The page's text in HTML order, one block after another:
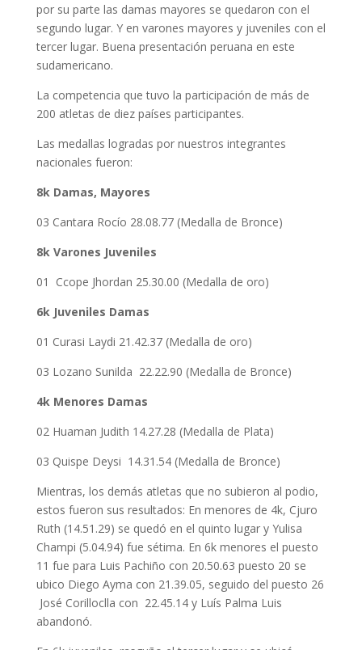
por su parte las damas mayores se quedaron con el
segundo lugar. Y en varones mayores y juveniles con el
tercer lugar. Buena presentación peruana en este
sudamericano.
La competencia que tuvo la participación de más de
200 atletas de diez países participantes.
Las medallas logradas por nuestros integrantes
nacionales fueron:
8k Damas, Mayores
03 Cantara Rocío 28.08.77 (Medalla de Bronce)
8k Varones Juveniles
01 Ccope Jhordan 25.30.00 (Medalla de oro)
6k Juveniles Damas
01 Curasi Laydi 21.42.37 (Medalla de oro)
03 Lozano Sunilda 22.22.90 (Medalla de Bronce)
4k Menores Damas
02 Huaman Judith 14.27.28 (Medalla de Plata)
03 Quispe Deysi 14.31.54 (Medalla de Bronce)
Mientras, los demás atletas que no subieron al podio,
estos fueron sus resultados: En menores de 4k, Cjuro
Ruth (14.51.29) se quedó en el quinto lugar y Yulisa
Champi (5.04.94) fue sétima. En 6k menores el puesto
11 fue para Luis Pachiño con 20.50.63 puesto 20 se
ubico Diego Ayma con 21.39.05, seguido del puesto 26
José Corilloclla con 22.45.14 y Luís Palma Luis
abandonó.